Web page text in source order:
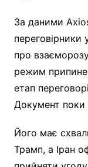
За даними
про
режим
етап
Документ
Його має
Трамп, а Іран